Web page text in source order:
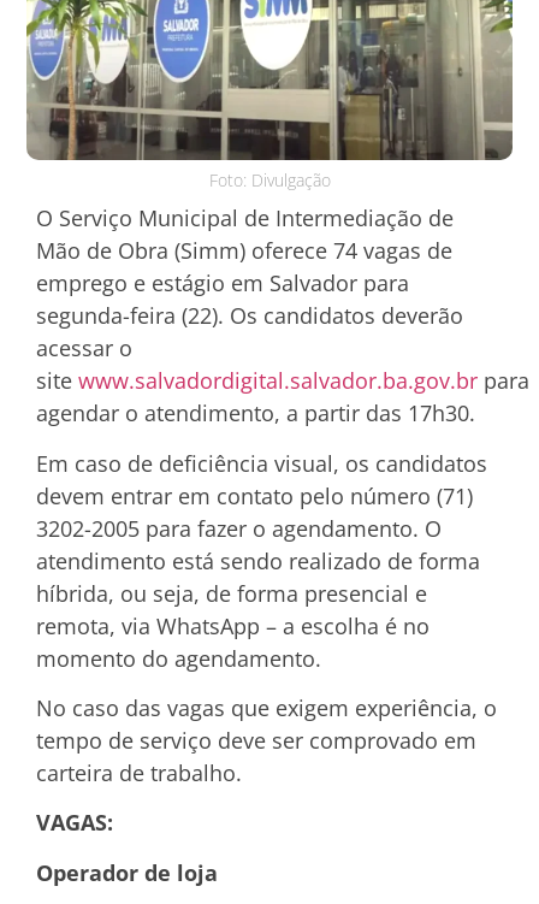
Foto: Divulgação
O Serviço Municipal de Intermediação de
Mão de Obra (Simm) oferece 74 vagas de
emprego e estágio em Salvador para
segunda-feira (22). Os candidatos deverão
acessar o
sitewww.salvadordigital.salvador.ba.gov.br para
agendar o atendimento, a partir das 17h30.
Em caso de deficiência visual, os candidatos
devem entrar em contato pelo número (71)
3202-2005 para fazer o agendamento. O
atendimento está sendo realizado de forma
híbrida, ou seja, de forma presencial e
remota, via WhatsApp – a escolha é no
momento do agendamento.
No caso das vagas que exigem experiência, o
tempo de serviço deve ser comprovado em
carteira de trabalho.
VAGAS:
Operador de loja